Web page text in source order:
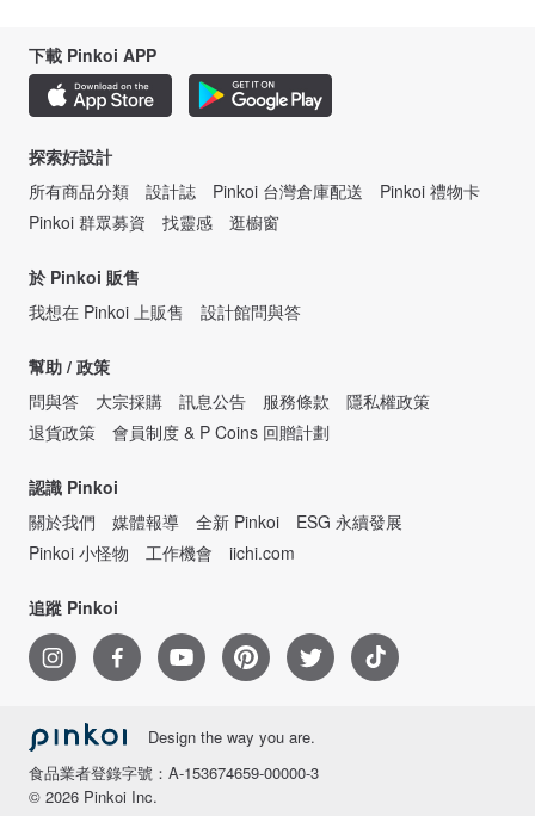
下載 Pinkoi APP
探索好設計
所有商品分類
設計誌 Pinkoi 台灣倉庫配送
Pinkoi 禮物卡
Pinkoi 群眾募資
找靈感 逛櫥窗
於 Pinkoi 販售
我想在 Pinkoi 上販售
設計館問與答
幫助 / 政策
問與答
大宗採購 訊息公告 服務條款
隱私權政策
退貨政策
會員制度 & P Coins 回贈計劃
認識 Pinkoi
關於我們
媒體報導 全新 Pinkoi
ESG 永續發展
Pinkoi 小怪物
工作機會 iichi.com
追蹤 Pinkoi
Design the way you are.
食品業者登錄字號：A-153674659-00000-3
© 2026 Pinkoi Inc.